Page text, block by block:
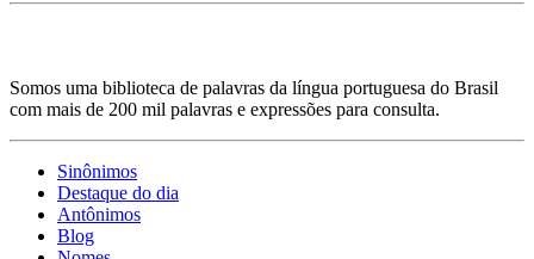
Somos uma biblioteca de palavras da língua portuguesa do Brasil
com mais de 200 mil palavras e expressões para consulta.
Sinônimos
Destaque do dia
Antônimos
Blog